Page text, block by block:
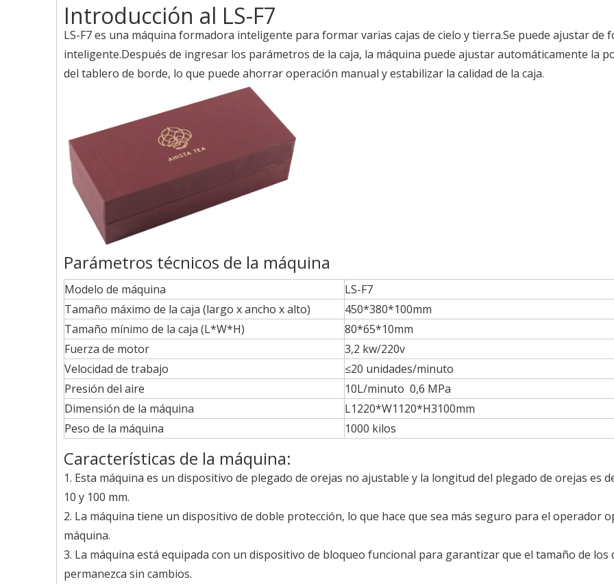
Introducción al LS-F7
LS-F7 es una máquina formadora inteligente para formar varias cajas de cielo y tierra.Se puede ajustar de
inteligente.Después de ingresar los parámetros de la caja, la máquina puede ajustar automáticamente la
del tablero de borde, lo que puede ahorrar operación manual y estabilizar la calidad de la caja.
Parámetros técnicos de la máquina
Modelo de máquina
LS-F7
Tamaño máximo de la caja (largo x ancho x alto)
450*380*100mm
Tamaño mínimo de la caja (L*W*H)
80*65*10mm
Fuerza de motor
3,2 kw/220v
Velocidad de trabajo
≤20 unidades/minuto
Presión del aire
10L/minuto 0,6 MPa
Dimensión de la máquina
L1220*W1120*H3100mm
Peso de la máquina
1000 kilos
Características de la máquina:
1. Esta máquina es un dispositivo de plegado de orejas no ajustable y la longitud del plegado de orejas es
10 y 100 mm.
2. La máquina tiene un dispositivo de doble protección, lo que hace que sea más seguro para el operador
máquina.
3. La máquina está equipada con un dispositivo de bloqueo funcional para garantizar que el tamaño de los
permanezca sin cambios.